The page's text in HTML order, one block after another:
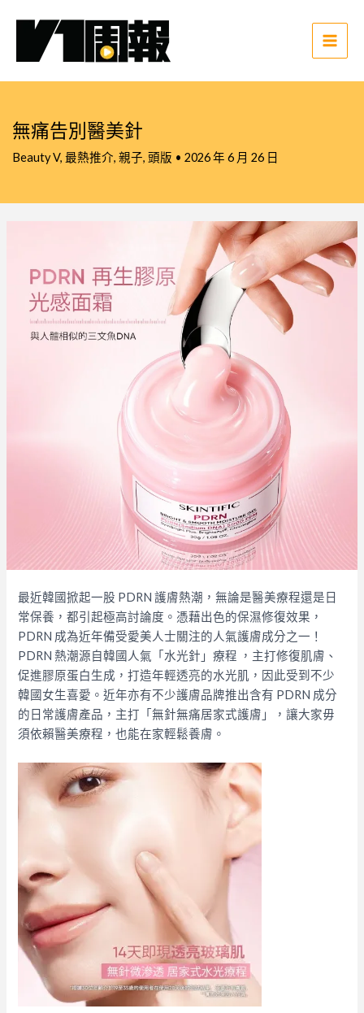
Main
無痛告別醫美針
Beauty V, 最熱推介, 親子, 頭版 • 2026 年 6 月 26 日
最近韓國掀起一股 PDRN 護膚熱潮，無論是醫美療程還是日
常保養，都引起極高討論度。憑藉出色的保濕修復效果，
PDRN 成為近年備受愛美人士關注的人氣護膚成分之一！
PDRN 熱潮源自韓國人氣「水光針」療程 ，主打修復肌膚、
促進膠原蛋白生成，打造年輕透亮的水光肌，因此受到不少
韓國女生喜愛。近年亦有不少護膚品牌推出含有 PDRN 成分
的日常護膚產品，主打「無針無痛居家式護膚」，讓大家毋
須依賴醫美療程，也能在家輕鬆養膚。